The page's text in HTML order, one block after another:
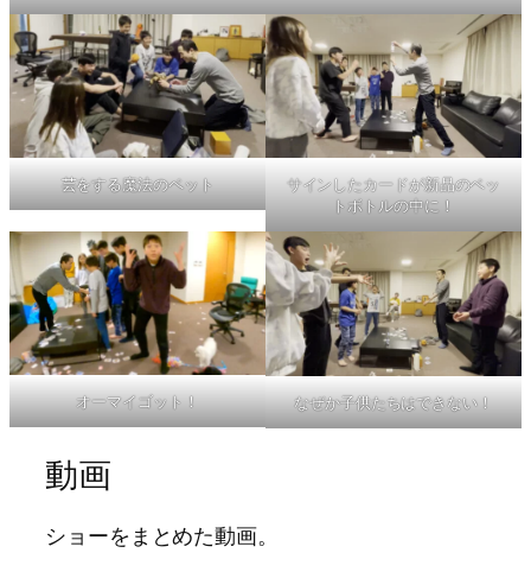
芸をする魔法のペット
サインしたカードが新品のペッ
トボトルの中に！
オーマイゴット！ なぜか子供たちはできない！
動画
ショーをまとめた動画。